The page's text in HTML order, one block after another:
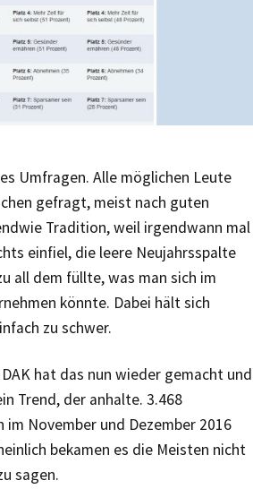
Umfragen. Alle möglichen Leute
gefragt, meist nach guten
Tradition, weil irgendwann mal
einfiel, die leere Neujahrsspalte
all dem füllte, was man sich im
könnte. Dabei hält sich
zu schwer.
hat das nun wieder gemacht und
Trend, der anhalte. 3.468
im November und Dezember 2016
bekamen es die Meisten nicht
sagen.